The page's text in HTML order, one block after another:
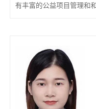
有丰富的公益项目管理和